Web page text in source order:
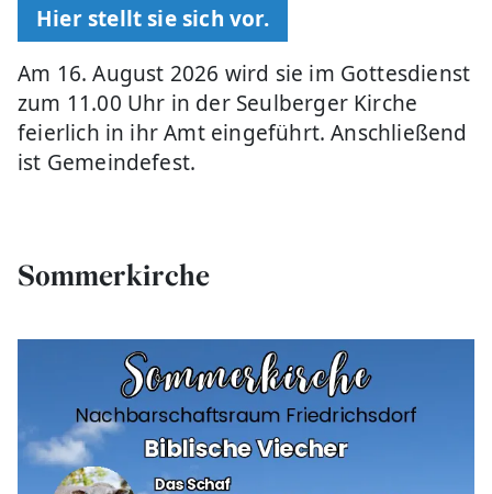
Hier stellt sie sich vor.
Am 16. August 2026 wird sie im Gottesdienst
zum 11.00 Uhr in der Seulberger Kirche
feierlich in ihr Amt eingeführt. Anschließend
ist Gemeindefest.
Sommerkirche